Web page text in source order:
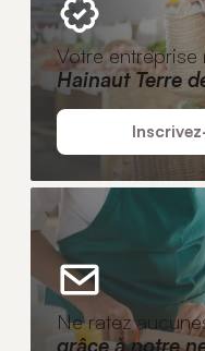
Votre
Hainaut Terre
Ne ratez